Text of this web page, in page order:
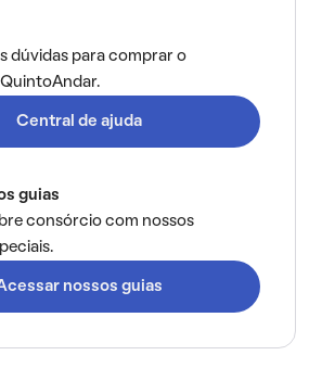
dúvidas para comprar o
Central de ajuda
guias
consórcio com nossos
nossos guias